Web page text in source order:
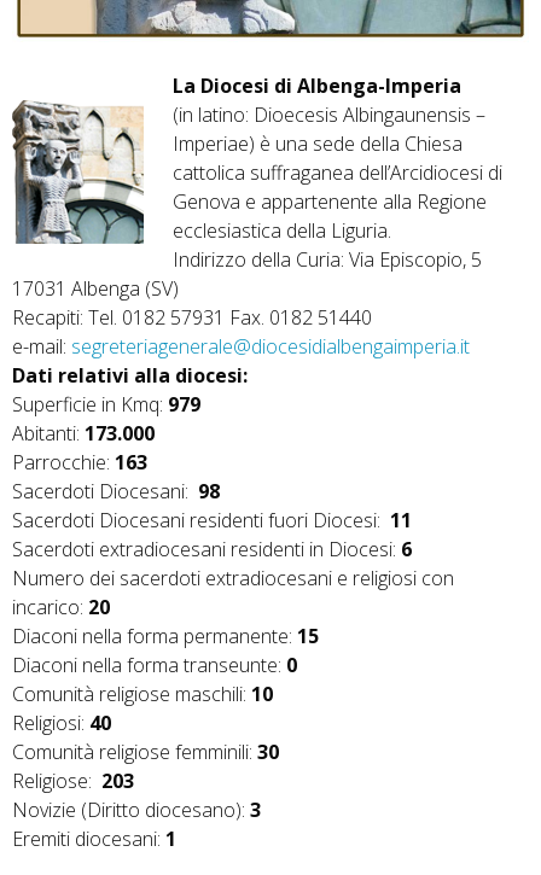
La Diocesi di Albenga-Imperia
(in latino: Dioecesis Albingaunensis –
Imperiae) è una sede della Chiesa
cattolica suffraganea dell’Arcidiocesi di
Genova e appartenente alla Regione
ecclesiastica della Liguria.
Indirizzo della Curia: Via Episcopio, 5
17031 Albenga (SV)
Recapiti: Tel. 0182 57931 Fax. 0182 51440
e-mail: segreteriagenerale@diocesidialbengaimperia.it
Dati relativi alla diocesi:
Superficie in Kmq: 979
Abitanti: 173.000
Parrocchie: 163
Sacerdoti Diocesani: 98
Sacerdoti Diocesani residenti fuori Diocesi: 11
Sacerdoti extradiocesani residenti in Diocesi: 6
Numero dei sacerdoti extradiocesani e religiosi con
incarico: 20
Diaconi nella forma permanente: 15
Diaconi nella forma transeunte: 0
Comunità religiose maschili: 10
Religiosi: 40
Comunità religiose femminili: 30
Religiose: 203
Novizie (Diritto diocesano): 3
Eremiti diocesani: 1